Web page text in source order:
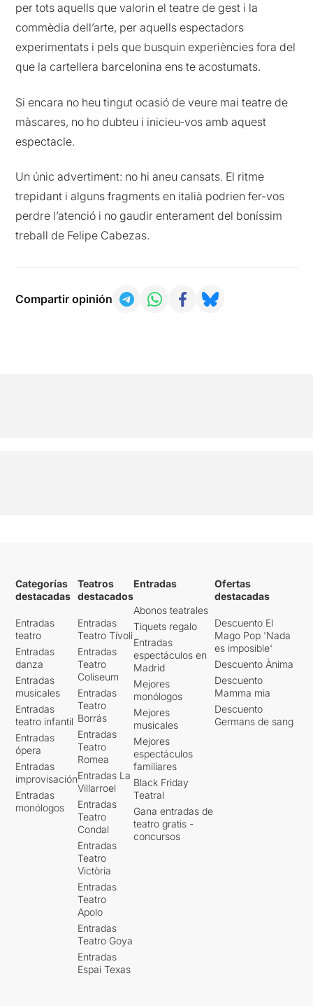
per tots aquells que valorin el teatre de gest i la
commèdia dell’arte, per aquells espectadors
experimentats i pels que busquin experiències fora del
que la cartellera barcelonina ens te acostumats.
Si encara no heu tingut ocasió de veure mai teatre de
màscares, no ho dubteu i inicieu-vos amb aquest
espectacle.
Un únic advertiment: no hi aneu cansats. El ritme
trepidant i alguns fragments en italià podrien fer-vos
perdre l’atenció i no gaudir enterament del boníssim
treball de Felipe Cabezas.
Compartir opinión
Categorías
destacadas
Entradas
teatro
Entradas
danza
Entradas
musicales
Entradas
teatro infantil
Entradas
ópera
Entradas
improvisación
Entradas
monólogos
Teatros
destacados
Entradas
Teatro Tívoli
Entradas
Teatro
Coliseum
Entradas
Teatro
Borrás
Entradas
Teatro
Romea
Entradas La
Villarroel
Entradas
Teatro
Condal
Entradas
Teatro
Victòria
Entradas
Teatro
Apolo
Entradas
Teatro Goya
Entradas
Espai Texas
Entradas
Abonos teatrales
Tiquets regalo
Entradas
espectáculos en
Madrid
Mejores
monólogos
Mejores
musicales
Mejores
espectáculos
familiares
Black Friday
Teatral
Gana entradas de
teatro gratis -
concursos
Ofertas
destacadas
Descuento El
Mago Pop 'Nada
es imposible'
Descuento Ànima
Descuento
Mamma mia
Descuento
Germans de sang